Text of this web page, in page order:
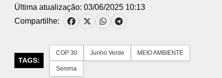
Última atualização: 03/06/2025 10:13
Compartilhe:
TAGS:
COP 30 Junho Verde MEIO AMBIENTE
Semma